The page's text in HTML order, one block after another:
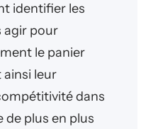
identifier les
agir pour
le panier
leur
dans
de plus en plus